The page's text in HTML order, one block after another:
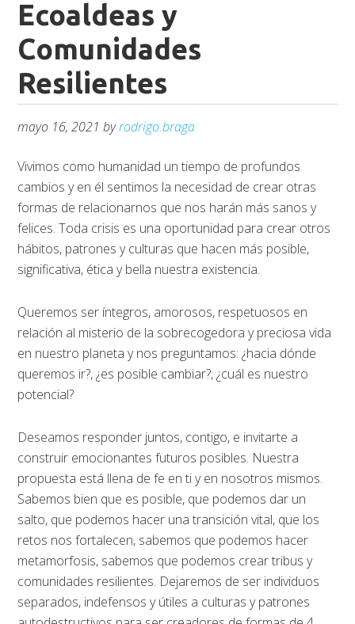
Ecoaldeas y
Comunidades
Resilientes
mayo 16, 2021 byrodrigo.braga
Vivimos como humanidad un tiempo de profundos
cambios y en él sentimos la necesidad de crear otras
formas de relacionarnos que nos harán más sanos y
felices. Toda crisis es una oportunidad para crear otros
hábitos, patrones y culturas que hacen más posible,
significativa, ética y bella nuestra existencia.
Queremos ser íntegros, amorosos, respetuosos en
relación al misterio de la sobrecogedora y preciosa vida
en nuestro planeta y nos preguntamos: ¿hacia dónde
queremos ir?, ¿es posible cambiar?, ¿cuál es nuestro
potencial?
Deseamos responder juntos, contigo, e invitarte a
construir emocionantes futuros posibles. Nuestra
propuesta está llena de fe en ti y en nosotros mismos.
Sabemos bien que es posible, que podemos dar un
salto, que podemos hacer una transición vital, que los
retos nos fortalecen, sabemos que podemos hacer
metamorfosis, sabemos que podemos crear tribus y
comunidades resilientes. Dejaremos de ser individuos
separados, indefensos y útiles a culturas y patrones